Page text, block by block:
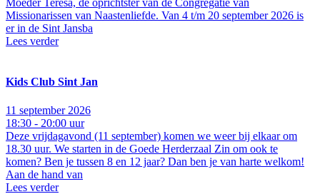
Moeder Teresa, de oprichtster van de Congregatie van
Missionarissen van Naastenliefde. Van 4 t/m 20 september 2026 is
er in de Sint Jansba
Lees verder
Kids Club Sint Jan
11 september 2026
18:30 - 20:00 uur
Deze vrijdagavond (11 september) komen we weer bij elkaar om
18.30 uur. We starten in de Goede Herderzaal Zin om ook te
komen? Ben je tussen 8 en 12 jaar? Dan ben je van harte welkom!
Aan de hand van
Lees verder